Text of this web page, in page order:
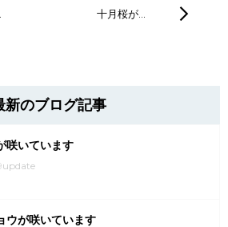
十月桜が…
新のブログ記事
咲いています
ウが咲いています